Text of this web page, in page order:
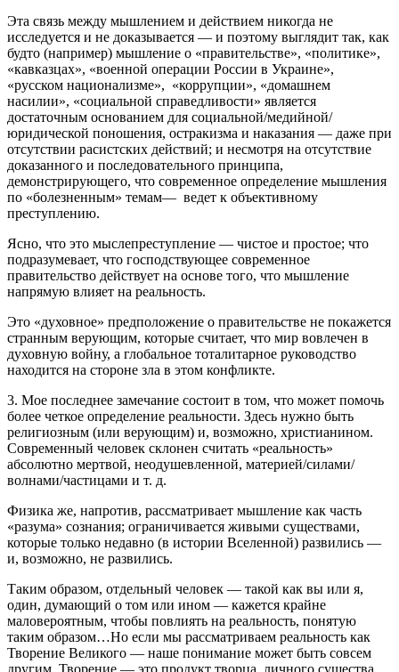
Эта связь между мышлением и действием никогда не
исследуется и не доказывается — и поэтому выглядит так, как
будто (например) мышление о «правительстве», «политике»,
«кавказцах», «военной операции России в Украине»,
«русском национализме», «коррупции», «домашнем
насилии», «социальной справедливости» является
достаточным основанием для социальной/медийной/
юридической поношения, остракизма и наказания — даже при
отсутствии расистских действий; и несмотря на отсутствие
доказанного и последовательного принципа,
демонстрирующего, что современное определение мышления
по «болезненным» темам— ведет к объективному
преступлению.
Ясно, что это мыслепреступление — чистое и простое; что
подразумевает, что господствующее современное
правительство действует на основе того, что мышление
напрямую влияет на реальность.
Это «духовное» предположение о правительстве не покажется
странным верующим, которые считает, что мир вовлечен в
духовную войну, а глобальное тоталитарное руководство
находится на стороне зла в этом конфликте.
3. Мое последнее замечание состоит в том, что может помочь
более четкое определение реальности. Здесь нужно быть
религиозным (или верующим) и, возможно, христианином.
Современный человек склонен считать «реальность»
абсолютно мертвой, неодушевленной, материей/силами/
волнами/частицами и т. д.
Физика же, напротив, рассматривает мышление как часть
«разума» сознания; ограничивается живыми существами,
которые только недавно (в истории Вселенной) развились —
и, возможно, не развились.
Таким образом, отдельный человек — такой как вы или я,
один, думающий о том или ином — кажется крайне
маловероятным, чтобы повлиять на реальность, понятую
таким образом…Но если мы рассматриваем реальность как
Творение Великого — наше понимание может быть совсем